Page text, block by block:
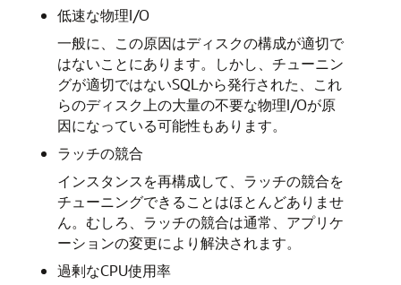
低速な物理I/O
一般に、この原因はディスクの構成が適切で
はないことにあります。しかし、チューニン
グが適切ではないSQLから発行された、これ
らのディスク上の大量の不要な物理I/Oが原
因になっている可能性もあります。
ラッチの競合
インスタンスを再構成して、ラッチの競合を
チューニングできることはほとんどありませ
ん。むしろ、ラッチの競合は通常、アプリケ
ーションの変更により解決されます。
過剰なCPU使用率